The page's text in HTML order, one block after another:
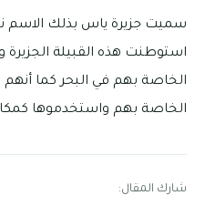
سميت جزيرة ياس بذلك الاسم
استوطنت هذه القبيلة
الخاصة بهم في البحر كما
الخاصة بهم واستخدموها
شارك المقال: